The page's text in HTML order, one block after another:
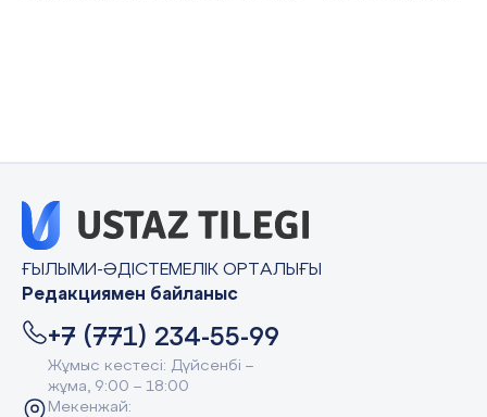
ҒЫЛЫМИ-ӘДІСТЕМЕЛІК ОРТАЛЫҒЫ
Редакциямен байланыс
+7 (771) 234-55-99
Жұмыс кестесі: Дүйсенбі –
жұма, 9:00 – 18:00
Мекенжай: